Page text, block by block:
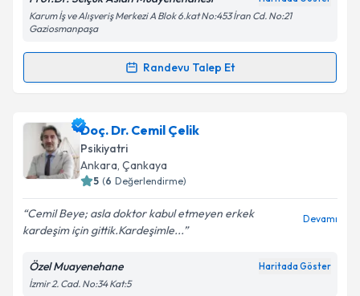
Karum İş ve Alışveriş Merkezi A Blok 6.kat No:453 İran Cd. No:21
Gaziosmanpaşa
Randevu Talep Et
Randevu Takvimi Talebi
Prof. Dr. Selçuk Aslaniçin randevu takvimi talebi
oluşturun. Size bu uzmandan randevu almanız için bir
takvim hazırlandığında e-posta ile bilgilendireceğiz.
Kişisel verilerimin işlenmesine ilişkin
Aydınlatma
Metni'ni okudum ve kişisel verilerimin belirtilen
Doç. Dr. Cemil Çelik
Psikiyatri
Ankara, Çankaya
5 (6 Değerlendirme)
Cemil Beye; asla doktor kabul etmeyen erkek
kardeşim için gittik.Kardeşimle...
Devamı
Özel Muayenehane Haritada Göster
İzmir 2. Cad. No:34 Kat:5